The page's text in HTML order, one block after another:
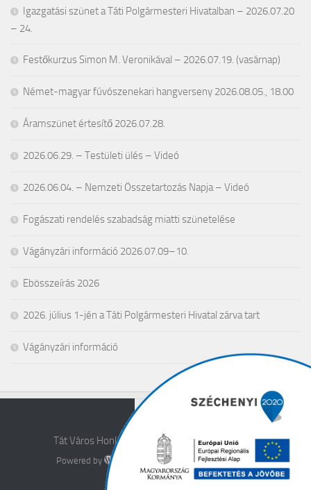
Igazgatási szünet a Táti Polgármesteri Hivatalban – 2026.07.20
– 24.
Festőkurzus Simon M. Veronikával – 2026.07.19. (vasárnap)
Német-magyar fúvószenekari hangverseny 2026.08.05., 18.00
Áramszünet értesítő 2026.07.28.
2026.06.29. – Testületi ülés – Videó
2026.06.04. – Nemzeti Összetartozás Napja – Videó
Fogászati rendelés szabadság miatti szünetelése
Vágányzári információ 2026.07.09–10.
Ebösszeírás 2026
2026. július 1-jén a Táti Polgármesteri Hivatal zárva tart
Vágányzári információ
Tát Város Honlapja © 2026. All Rights Reserved.
Powered by - Designed with theHueman theme